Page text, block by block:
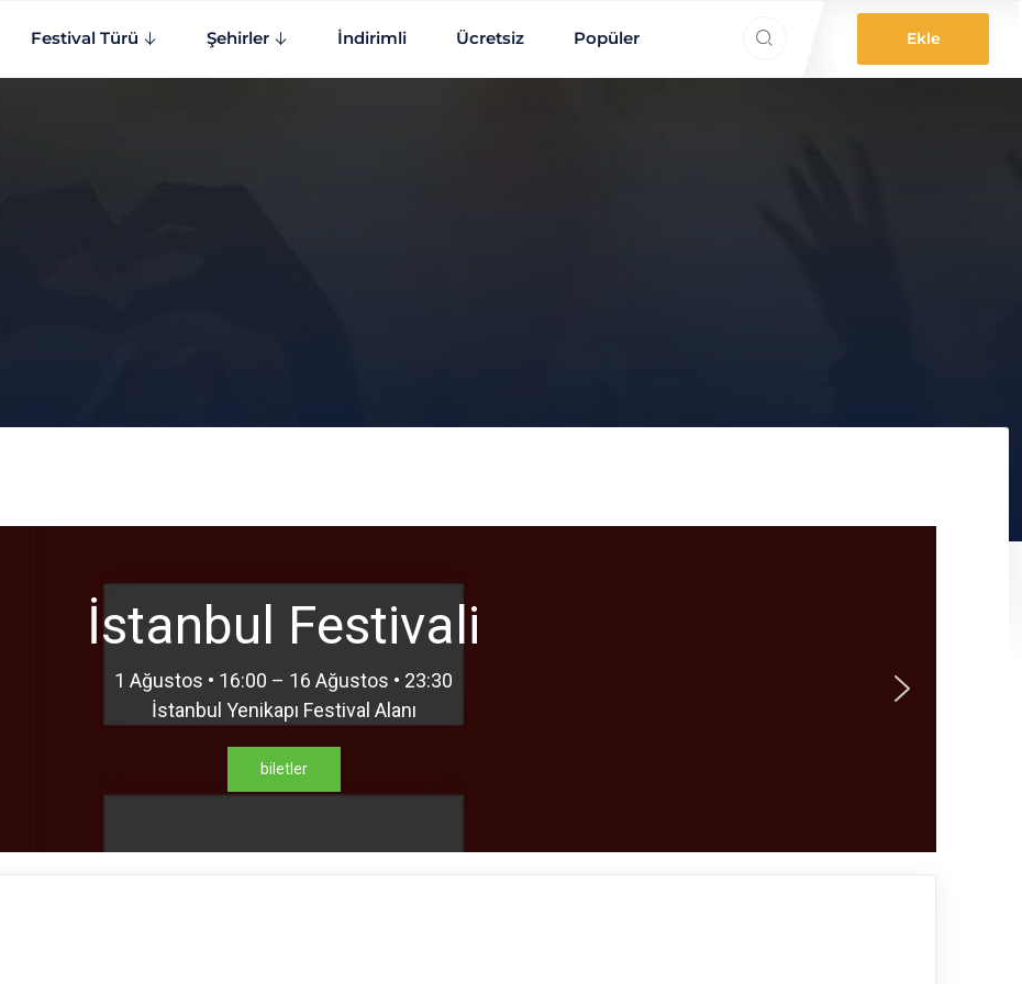
Festival Türü Şehirler İndirimli Ücretsiz Popüler Ekle
ne aradınız?
İstanbul Festivali
1 Ağustos • 16:00 – 16 Ağustos • 23:30
İstanbul Yenikapı Festival Alanı
biletler